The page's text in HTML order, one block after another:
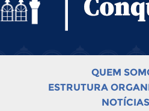
QUEM
ESTRUTURA
NOTÍCIAS